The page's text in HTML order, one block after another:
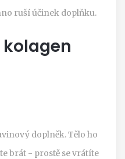
ruší účinek doplňku.
doplněk. Tělo ho
brát - prostě se vrátíte